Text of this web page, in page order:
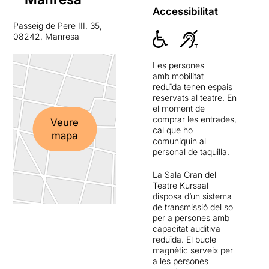
llibre d’autoajuda, podem
públic i que aconsegueix un
relat emotiu i sentit. Ja sigui
per una posada en escena
elegant i sòbria, o ja sigui
per les interpretacions
Anna SahuniElena
, la proposta no
decebrà pas gens a qui
busqui respostes o per a qui
es vulgui deixar vèncer per
la veritat del teatre
Passeig de Pere III, 35,
08242, Manresa
Veure
mapa
Accessibilitat
Les persones
amb mobilitat
reduïda tenen espais
reservats al teatre. En
el moment de
comprar les entrades,
cal que ho
comuniquin al
personal de taquilla.
La Sala Gran del
Teatre Kursaal
disposa d’un sistema
de transmissió del so
per a persones amb
capacitat auditiva
reduïda. El bucle
magnètic serveix per
a les persones